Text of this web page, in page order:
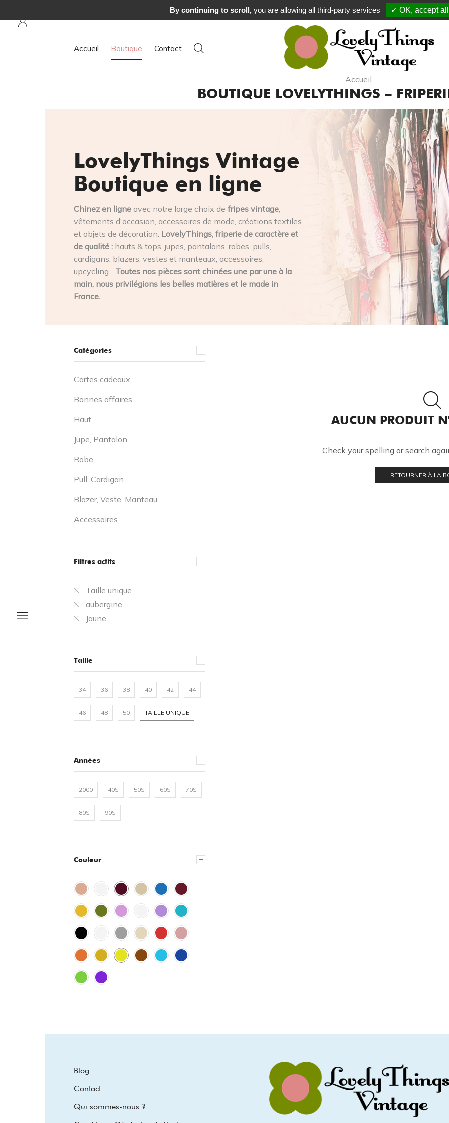
Commande expédiée sous 72H Max !
Accueil Boutique Contact
Accueil
BOUTIQUE LOVELYTHINGS –
LovelyThings Vintage
Boutique en ligne
Chinez en ligne avec notre large choix de fripes vintage,
vêtements d'occasion, accessoires de mode, créations textiles
et objets de décoration. LovelyThings, friperie de caractère et
de qualité : hauts & tops, jupes, pantalons, robes, pulls,
cardigans, blazers, vestes et manteaux, accessoires,
upcycling... Toutes nos pièces sont chinées une par une à la
main, nous privilégions les belles matières et le made in
France.
AUCUN PRODUIT
Check your spelling or search
RETOURNER À LA
Catégories
Cartes cadeaux
Bonnes affaires
Haut
Jupe, Pantalon
Robe
Pull, Cardigan
Blazer, Veste, Manteau
Accessoires
Filtres actifs
Taille unique
aubergine
Jaune
Taille
34 36 38 40 42 44
46 48 50 TAILLE UNIQUE
Années
2000 40S 50S 60S 70S
80S 90S
Couleur
Blog
Contact
Qui sommes-nous ?
By continuing to scroll,you are allowing all third-party services ✓ OK, accept all